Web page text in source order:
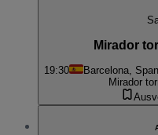
Mirador
19:30 Barcelona,
Mirador